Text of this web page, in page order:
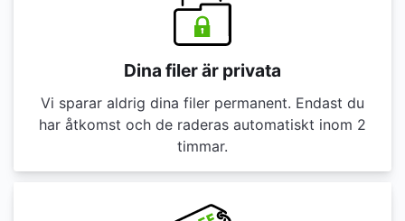
Dina filer är privata
Vi sparar aldrig dina filer permanent. Endast du
har åtkomst och de raderas automatiskt inom 2
timmar.